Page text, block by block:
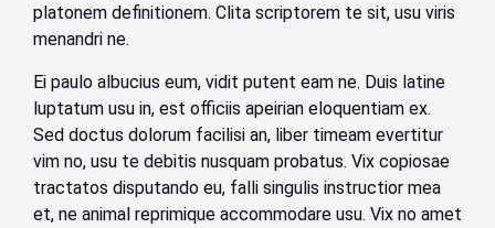
platonem definitionem. Clita scriptorem te sit, usu viris
menandri ne.
Ei paulo albucius eum, vidit putent eam ne. Duis latine
luptatum usu in, est officiis apeirian eloquentiam ex.
Sed doctus dolorum facilisi an, liber timeam evertitur
vim no, usu te debitis nusquam probatus. Vix copiosae
tractatos disputando eu, falli singulis instructior mea
et, ne animal reprimique accommodare usu. Vix no amet